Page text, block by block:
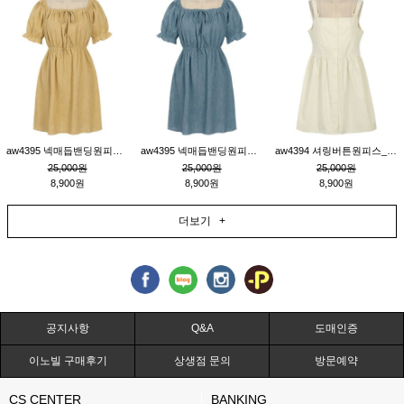
25,000원
8,900원
25,000원
8,900원
25,000원
8,900원
더보기 +
공지사항 Q&A 도매인증
이노빌 구매후기 상생점 문의 방문예약
CS CENTER BANKING